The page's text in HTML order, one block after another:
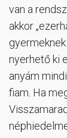
van a
akkor
nyerhető ki
anyám
fiam. Ha